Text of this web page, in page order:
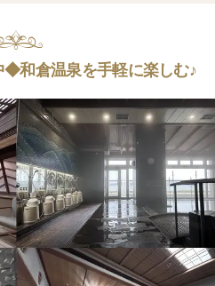
和倉温泉を手軽に楽しむ♪